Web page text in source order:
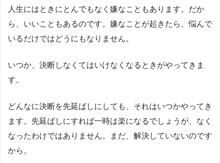
人生にはときにとんでもなく嫌なこともあります。だか
ら、いいこともあるのです。嫌なことが起きたら、悩んで
いるだけではどうにもなりません。
いつか、決断しなくてはいけなくなるときがやってきま
す。
どんなに決断を先延ばしにしても、それはいつかやってき
ます。先延ばしにすれば一時は楽になるでしょうが、なく
なったわけではありません。まだ、解決していないのです
から。